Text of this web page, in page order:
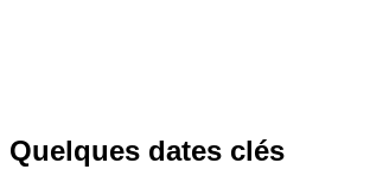
Quelques dates clés